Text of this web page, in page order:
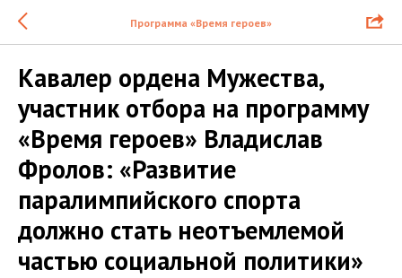
Программа «Время героев»
Кавалер ордена Мужества,
участник отбора на программу
«Время героев» Владислав
Фролов: «Развитие
паралимпийского спорта
должно стать неотъемлемой
частью социальной политики»